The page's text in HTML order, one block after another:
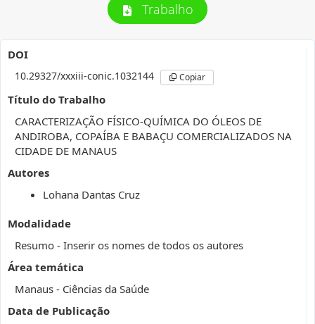
Trabalho
DOI
10.29327/xxxiii-conic.1032144 Copiar
Título do Trabalho
CARACTERIZAÇÃO FÍSICO-QUÍMICA DO ÓLEOS DE
ANDIROBA, COPAÍBA E BABAÇU COMERCIALIZADOS NA
CIDADE DE MANAUS
Autores
Lohana Dantas Cruz
Modalidade
Resumo - Inserir os nomes de todos os autores
Área temática
Manaus - Ciências da Saúde
Data de Publicação